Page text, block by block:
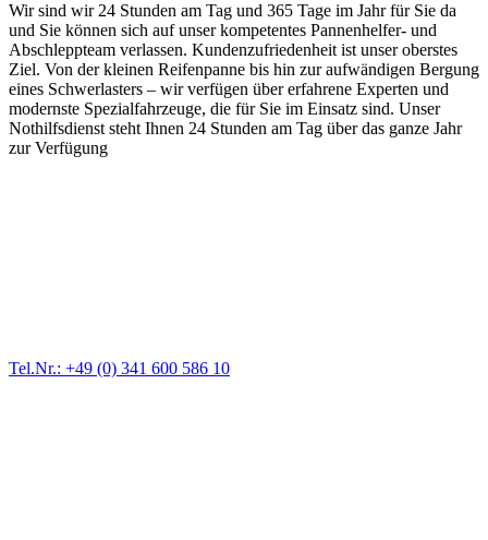
Wir sind wir 24 Stunden am Tag und 365 Tage im Jahr für Sie da
und Sie können sich auf unser kompetentes Pannenhelfer- und
Abschleppteam verlassen. Kundenzufriedenheit ist unser oberstes
Ziel. Von der kleinen Reifenpanne bis hin zur aufwändigen Bergung
eines Schwerlasters – wir verfügen über erfahrene Experten und
modernste Spezialfahrzeuge, die für Sie im Einsatz sind. Unser
Nothilfsdienst steht Ihnen 24 Stunden am Tag über das ganze Jahr
zur Verfügung
Tel.Nr.: +49 (0) 341 600 586 10